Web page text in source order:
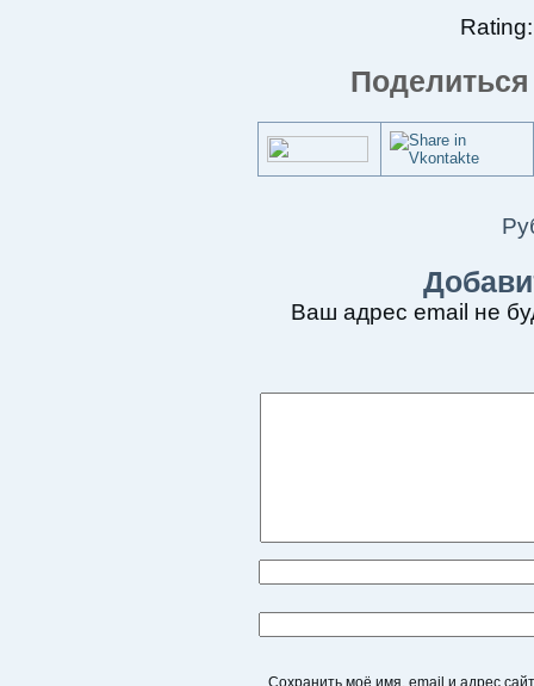
Ваш адрес email не
Сохранить моё имя, email и адрес